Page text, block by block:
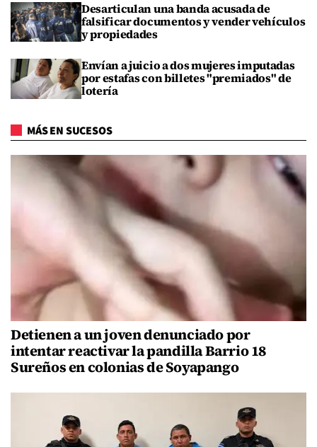
Desarticulan una banda acusada de
falsificar documentos y vender vehículos
y propiedades
Envían a juicio a dos mujeres imputadas
por estafas con billetes "premiados" de
lotería
MÁS EN SUCESOS
Detienen a un joven denunciado por
intentar reactivar la pandilla Barrio 18
Sureños en colonias de Soyapango